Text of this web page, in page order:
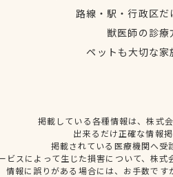
路線・駅・行政区
獣医師の診
ペットも大切な
掲載している各種情報は、株式
出来るだけ正確な情報
掲載されている医療機関へ
ビスによって生じた損害について、株
情報に誤りがある場合には、お手数で